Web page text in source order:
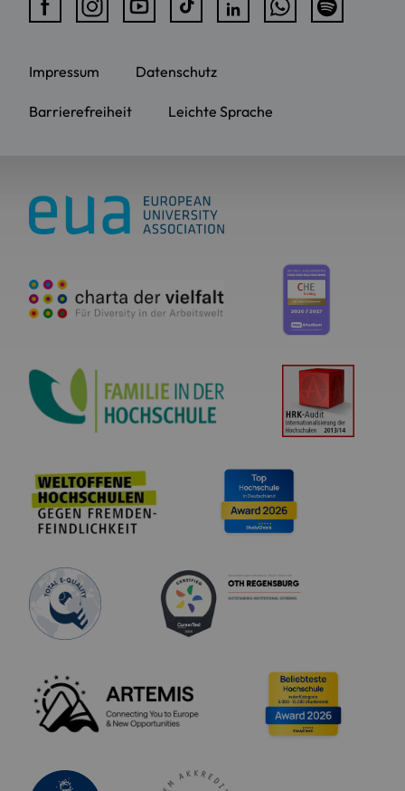
Impressum Datenschutz
Barrierefreiheit Leichte Sprache